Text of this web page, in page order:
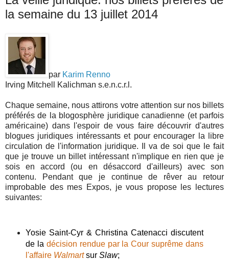
la semaine du 13 juillet 2014
par Karim Renno
Irving Mitchell Kalichman s.e.n.c.r.l.
Chaque semaine, nous attirons votre attention sur nos billets
préférés de la blogosphère juridique canadienne (et parfois
américaine) dans l'espoir de vous faire découvrir d'autres
blogues juridiques intéressants et pour encourager la libre
circulation de l'information juridique. Il va de soi que le fait
que je trouve un billet intéressant n'implique en rien que je
sois en accord (ou en désaccord d'ailleurs) avec son
contenu. Pendant que je continue de rêver au retour
improbable des mes Expos, je vous propose les lectures
suivantes:
Yosie Saint-Cyr & Christina Catenacci discutent
de la décision rendue par la Cour suprême dans
l'affaire Walmartsur Slaw;